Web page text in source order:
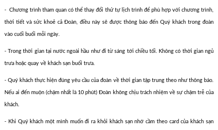
- Chương trình tham quan có thể thay đổi thứ tự lịch trình để phù hợp với chương trình,
thời tiết và sức khoẻ cả Đoàn, điều này sẽ được thông báo đến Quý khách trong đoàn
vào cuối buổi mỗi ngày.
- Trong thời gian tại nước ngoài hầu như đi từ sáng tới chiều tối. Không có thời gian ngủ
trưa hoặc quay về khách sạn buổi trưa.
- Quý khách thực hiện đúng yêu cầu của đoàn về thời gian tập trung theo như thông báo.
Nếu ai đến muộn (chậm nhất là 10 phút) Ðoàn không chịu trách nhiệm về sự chậm trễ của
khách.
- Khi Quý khách một mình muốn đi ra khỏi khách sạn nhớ cầm theo card của khách sạn